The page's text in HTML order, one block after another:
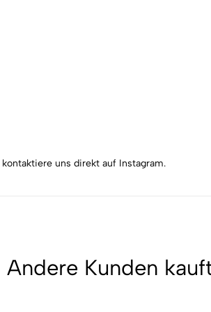
uns direkt auf Instagram.
Andere Kunden